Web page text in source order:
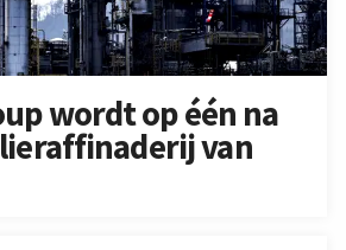
wordt op één na
van